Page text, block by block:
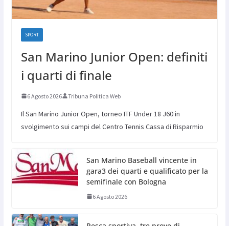
SPORT
San Marino Junior Open: definiti
i quarti di finale
6 Agosto 2026 Tribuna Politica Web
Il San Marino Junior Open, torneo ITF Under 18 J60 in
svolgimento sui campi del Centro Tennis Cassa di Risparmio
San Marino Baseball vincente in
gara3 dei quarti e qualificato per la
semifinale con Bologna
6 Agosto 2026